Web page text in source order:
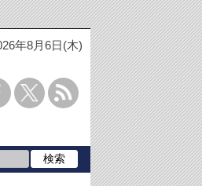
年8月6日(木)